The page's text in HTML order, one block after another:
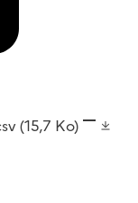
(15,7 Ko)